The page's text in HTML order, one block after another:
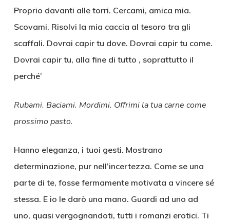
Proprio davanti alle torri. Cercami, amica mia.
Scovami. Risolvi la mia caccia al tesoro tra gli
scaffali. Dovrai capir tu dove. Dovrai capir tu come.
Dovrai capir tu, alla fine di tutto , soprattutto il
perché’
Rubami. Baciami. Mordimi. Offrimi la tua carne come
prossimo pasto.
Hanno eleganza, i tuoi gesti. Mostrano
determinazione, pur nell’incertezza. Come se una
parte di te, fosse fermamente motivata a vincere sé
stessa. E io le darò una mano. Guardi ad uno ad
uno, quasi vergognandoti, tutti i romanzi erotici. Ti